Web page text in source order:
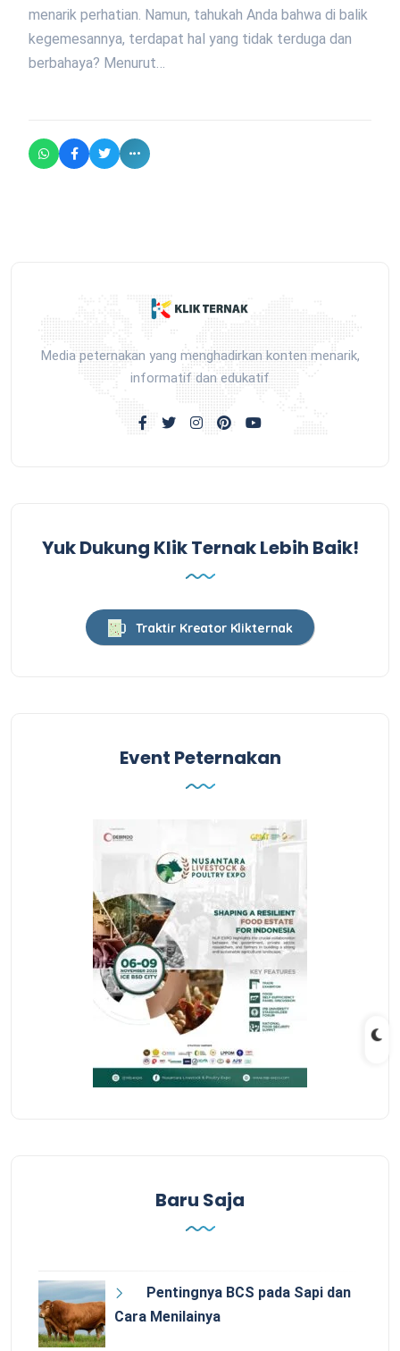
menarik perhatian. Namun, tahukah Anda bahwa di balik
kegemesannya, terdapat hal yang tidak terduga dan
berbahaya? Menurut…
Media peternakan yang menghadirkan konten menarik,
informatif dan edukatif
Yuk Dukung Klik Ternak Lebih Baik!
Traktir Kreator Klikternak
Event Peternakan
Baru Saja
Pentingnya BCS pada Sapi dan
Cara Menilainya